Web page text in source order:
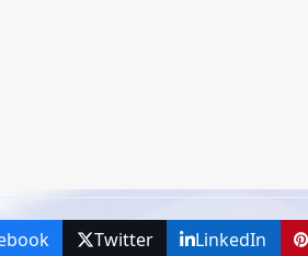
Twitter LinkedIn